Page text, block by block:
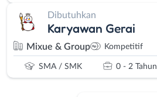
Dibutuhkan
Karyawan Gerai
Mixue & Group Kompetitif
SMA / SMK 0 - 2 Tahun